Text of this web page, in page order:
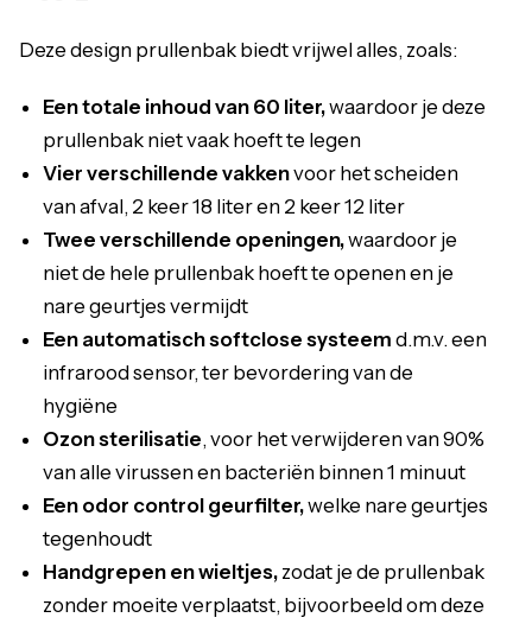
Deze design prullenbak biedt vrijwel alles, zoals:
Een totale inhoud van 60 liter,waardoor je deze
prullenbak niet vaak hoeft te legen
Vier verschillende vakkenvoor het scheiden
van afval, 2 keer 18 liter en 2 keer 12 liter
Twee verschillende openingen,waardoor je
niet de hele prullenbak hoeft te openen en je
nare geurtjes vermijdt
Een automatisch softclose systeem d.m.v. een
infrarood sensor, ter bevordering van de
hygiëne
Ozon sterilisatie, voor het verwijderen van 90%
van alle virussen en bacteriën binnen 1 minuut
Een odor control geurfilter,welke nare geurtjes
tegenhoudt
Handgrepen en wieltjes, zodat je de prullenbak
zonder moeite verplaatst, bijvoorbeeld om deze